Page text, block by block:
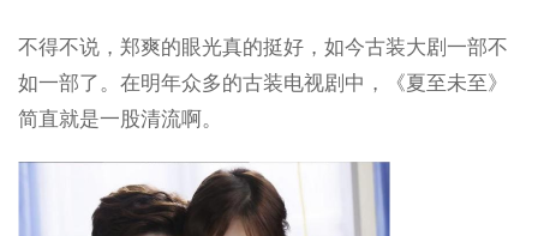
不得不说，郑爽的眼光真的挺好，如今古装大剧一部不
如一部了。在明年众多的古装电视剧中，《夏至未至》
简直就是一股清流啊。